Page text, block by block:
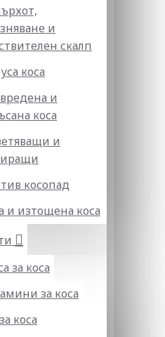
и
скалп
коса
и
коса
и
косопад
и изтощена коса
за коса
за коса
коса